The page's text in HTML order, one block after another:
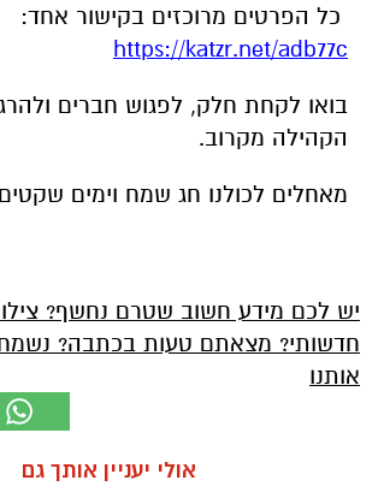
כל הפרטים מרוכזים בקישור אחד:
https://katzr.net/adb77c
בואו לקחת חלק, לפגוש חברים
הקהילה מקרוב.
מאחלים לכולנו חג שמח וימים שקטים
יש לכם מידע חשוב שטרם נחשף?
חדשותי? מצאתם טעות בכתבה?
אותנו
אולי יעניין אותך גם